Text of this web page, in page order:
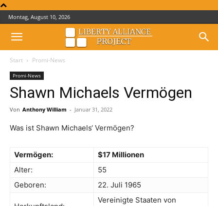
Montag, August 10, 2026
Start Promi-News
Promi-News
Shawn Michaels Vermögen
Von Anthony William - Januar 31, 2022
Was ist Shawn Michaels‘ Vermögen?
Vermögen:
$17 Millionen
Alter:
55
Geboren:
22. Juli 1965
Vereinigte Staaten von